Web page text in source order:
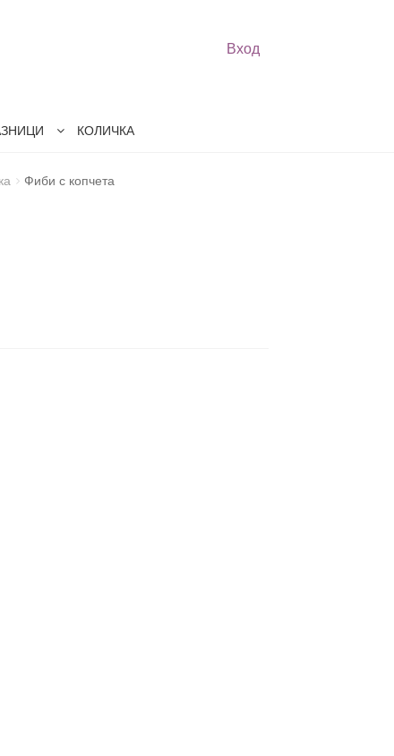
Вход
КОЛИЧКА
Фиби с копчета